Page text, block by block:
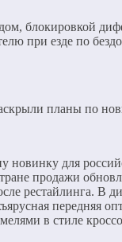
блокировкой
при езде по
новинку для
продажи
рестайлинга. В
передняя
в стиле